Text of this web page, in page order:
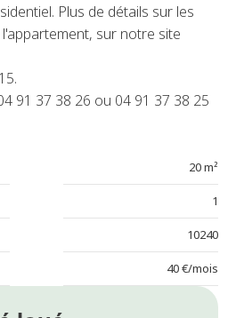
Plus de détails sur les
sur notre site
91 37 38 26 ou 04 91 37 38 25
20 m²
1
10240
40 €/mois